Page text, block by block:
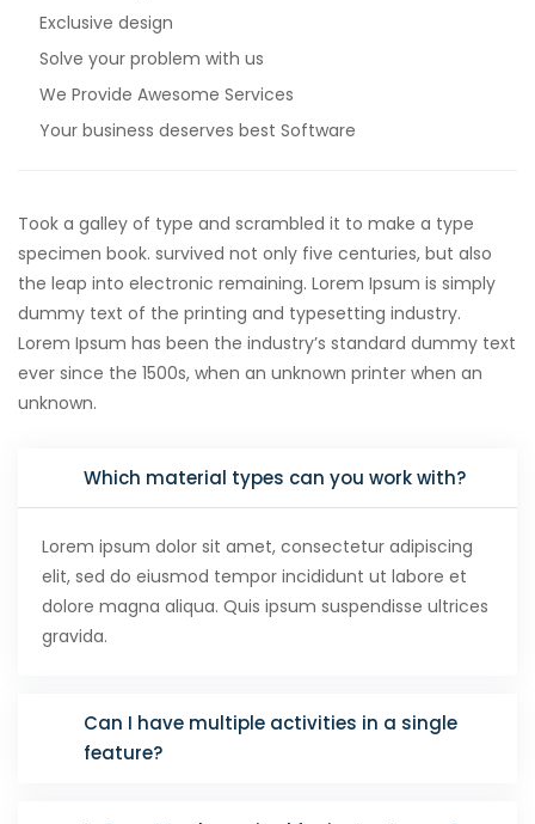
Exclusive design
Solve your problem with us
We Provide Awesome Services
Your business deserves best Software
Took a galley of type and scrambled it to make a type
specimen book. survived not only five centuries, but also
the leap into electronic remaining. Lorem Ipsum is simply
dummy text of the printing and typesetting industry.
Lorem Ipsum has been the industry’s standard dummy text
ever since the 1500s, when an unknown printer when an
unknown.
Which material types can you work with?
Lorem ipsum dolor sit amet, consectetur adipiscing
elit, sed do eiusmod tempor incididunt ut labore et
dolore magna aliqua. Quis ipsum suspendisse ultrices
gravida.
Can I have multiple activities in a single
feature?